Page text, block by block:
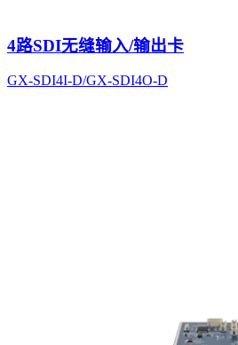
4路SDI无缝输入/输出卡
GX-SDI4I-D/GX-SDI4O-D